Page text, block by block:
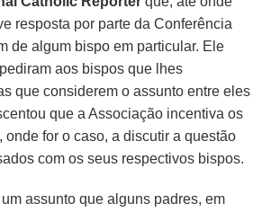
resposta por parte da Conferência
de algum bispo em particular. Ele
aos bispos que lhes
que considerem o assunto entre eles
que a Associação incentiva os
onde for o caso, a discutir a questão
com os seus respectivos bispos.
um assunto que alguns padres, em